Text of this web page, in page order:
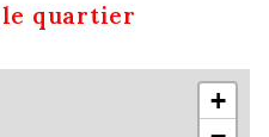
le quartier
+